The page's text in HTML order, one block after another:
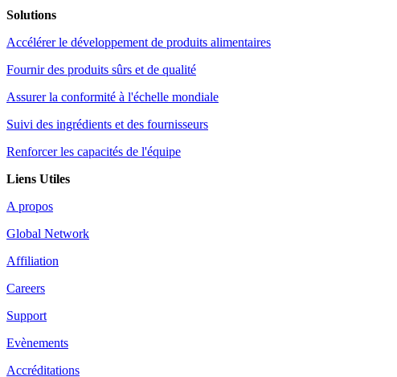
Solutions
Accélérer le développement de produits alimentaires
Fournir des produits sûrs et de qualité
Assurer la conformité à l'échelle mondiale
Suivi des ingrédients et des fournisseurs
Renforcer les capacités de l'équipe
Liens Utiles
A propos
Global Network
Affiliation
Careers
Support
Evènements
Accréditations